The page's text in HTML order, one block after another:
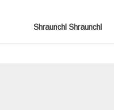
Shraunchl Shraunchl